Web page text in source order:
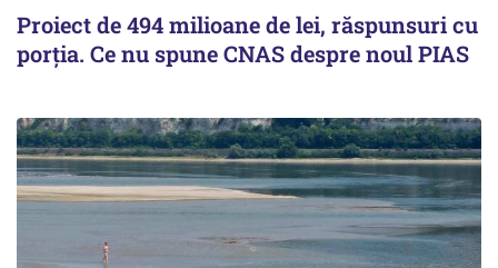
Proiect de 494 milioane de lei, răspunsuri cu
porția. Ce nu spune CNAS despre noul PIAS